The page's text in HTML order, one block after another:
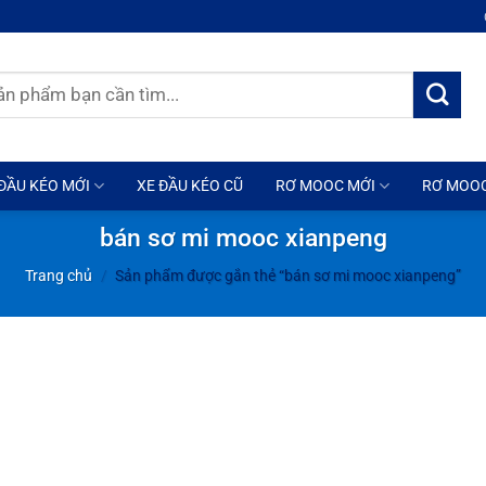
KÉO MỚI XE ĐẦU KÉO CŨ RƠ MOOC MỚI RƠ
bán sơ mi mooc xianpeng
Trang chủ / Sản phẩm được gắn thẻ “bán sơ mi mooc xianpeng”